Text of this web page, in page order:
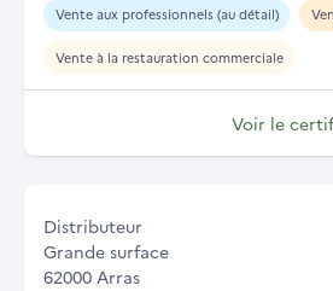
Vente aux professionnels (au détail)
Vente à la restauration commerciale
Voir le
Distributeur
Grande surface
62000 Arras